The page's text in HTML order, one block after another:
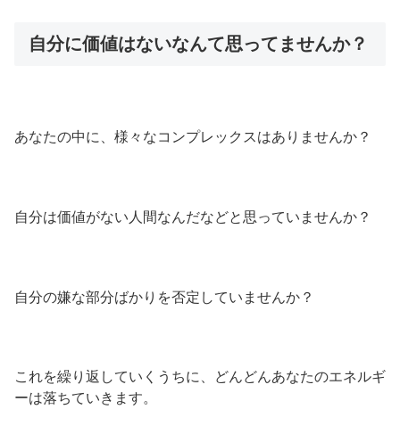
自分に価値はないなんて思ってませんか？
あなたの中に、様々なコンプレックスはありませんか？
自分は価値がない人間なんだなどと思っていませんか？
自分の嫌な部分ばかりを否定していませんか？
これを繰り返していくうちに、どんどんあなたのエネルギ
ーは落ちていきます。